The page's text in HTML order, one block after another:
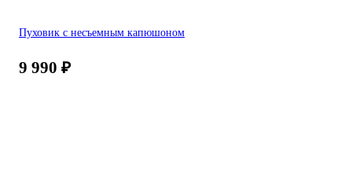
Пуховик с несъемным капюшоном
9 990 ₽